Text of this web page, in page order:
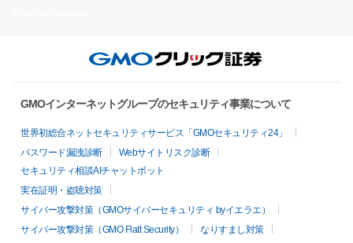
GMOインターネットグループのセキュリティ事業について
世界初総合ネットセキュリティサービス「GMOセキュリティ24」
パスワード漏洩診断
Webサイトリスク診断
セキュリティ相談AIチャットボット
実在証明・盗聴対策
サイバー攻撃対策（GMOサイバーセキュリティ byイエラエ）
サイバー攻撃対策（GMO Flatt Security）
なりすまし対策